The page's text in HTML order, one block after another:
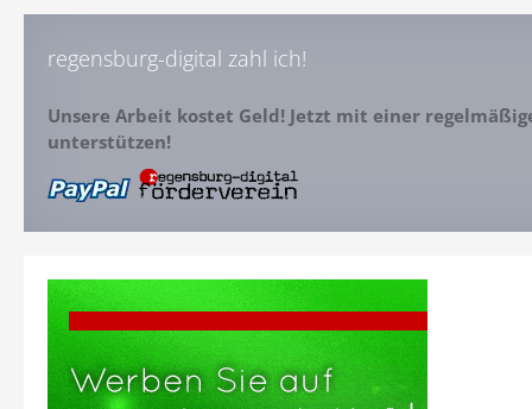
regensburg-digital zahl ich!
Unsere Arbeit kostet Geld! Jetzt mit einer
unterstützen!